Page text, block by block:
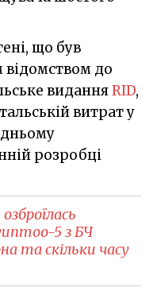
що був
до
виданняRID,
витрат у
розробці
5 з БЧ
та скільки часу